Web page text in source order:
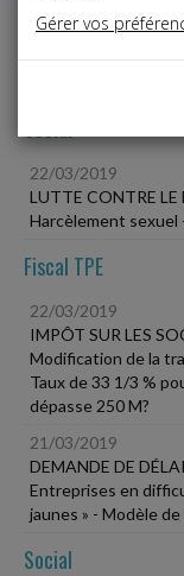
Liste des
22/03/2019
LUTTE CONTRE LE
Harcèlement sexuel
Fiscal TPE
22/03/2019
IMPÔT SUR LES
Modification de la
Taux de 33 1/3 %
dépasse 250 M?
21/03/2019
DEMANDE DE
Entreprises en
jaunes » - Modèle
Social
Gérer vos